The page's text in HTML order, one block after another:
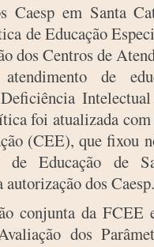
Caesp em Santa
de Educação
dos Centros de
de
foi atualizada
(CEE), que fixou
de Educação de
dos Caesp.
conjunta da
dos